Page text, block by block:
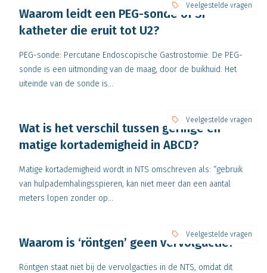
Waarom leidt een PEG-sonde of SP-
katheter die eruit tot U2?
PEG-sonde: Percutane Endoscopische Gastrostomie. De PEG-
sonde is een uitmonding van de maag, door de buikhuid. Het
uiteinde van de sonde is...
Veelgestelde vragen
Wat is het verschil tussen geringe en
matige kortademigheid in ABCD?
Matige kortademigheid wordt in NTS omschreven als: “gebruik
van hulpademhalingsspieren, kan niet meer dan een aantal
meters lopen zonder op...
Veelgestelde vragen
Waarom is ‘röntgen’ geen vervolgactie?
Röntgen staat niet bij de vervolgacties in de NTS, omdat dit
Veelgestelde vragen